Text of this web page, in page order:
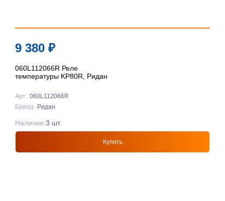
9 380 ₽
060L112066R Реле
температуры KP80R, Ридан
Арт: 060L112066R
Бренд: Ридан
Купить
Наличие:3 шт.